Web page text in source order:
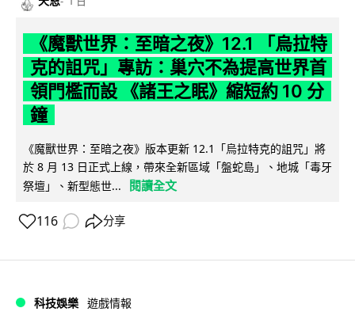
《魔獸世界：至暗之夜》12.1 「烏拉特
克的詛咒」專訪：巢穴不為提高世界首
領門檻而設 《諸王之眠》縮短約 10 分
鐘
《魔獸世界：至暗之夜》版本更新 12.1「烏拉特克的詛咒」將
於 8 月 13 日正式上線，帶來全新區域「盤蛇島」、地城「毒牙
祭壇」、新型態世...
閱讀全文
116 分享
科技娛樂 遊戲情報